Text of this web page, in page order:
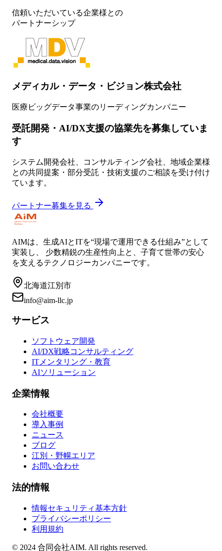
信頼いただいている企業様との
パートナーシップ
メディカル・データ・ビジョン株式会社
医療ビッグデータ事業のリーディングカンパニー
受託開発・AI/DX支援の協業先を募集していま
す
システム開発会社、コンサルティング会社、地域企業様
との共同提案・部分受託・技術支援のご相談を受け付け
ています。
パートナー募集を見る
AIMは、生成AIとITを“現場で運用できる仕組み”として
実装し、 少数精鋭の生産性向上と、子育て世帯の安心
を支えるテクノロジーカンパニーです。
北海道江別市
info@aim-llc.jp
サービス
ソフトウェア開発
AI/DX戦略コンサルティング
ITメンタリング・教育
AIソリューション
企業情報
会社概要
導入事例
ニュース
ブログ
江別・野幌エリア
お問い合わせ
法的情報
情報セキュリティ基本方針
プライバシーポリシー
利用規約
© 2024 合同会社AIM. All rights reserved.